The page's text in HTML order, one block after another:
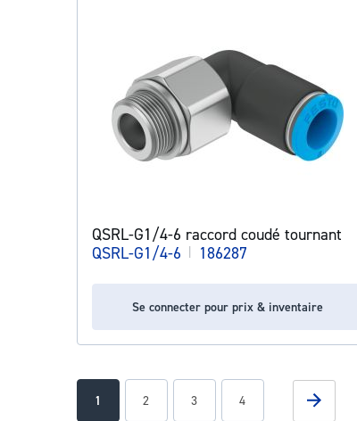
QSRL-G1/4-6 raccord coudé tournant
QSRL-G1/4-6 | 186287
Se connecter pour prix & inventaire
PageYou're currently reading page
1 Page
2 Page
3 Page
4 Page
Suivant